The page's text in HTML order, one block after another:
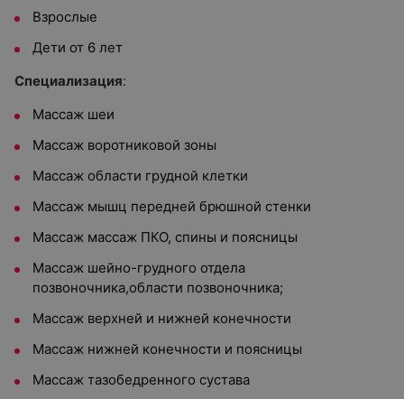
Взрослые
Дети от 6 лет
Специализация:
Массаж шеи
Массаж воротниковой зоны
Массаж области грудной клетки
Массаж мышц передней брюшной стенки
Массаж массаж ПКО, спины и поясницы
Массаж шейно-грудного отдела
позвоночника,области позвоночника;
Массаж верхней и нижней конечности
Массаж нижней конечности и поясницы
Массаж тазобедренного сустава